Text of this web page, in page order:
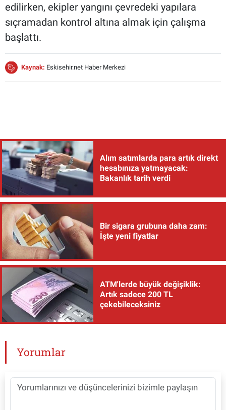
edilirken, ekipler yangını çevredeki yapılara
sıçramadan kontrol altına almak için çalışma
başlattı.
Kaynak: Eskisehir.net Haber Merkezi
Alım satımlarda para artık direkt
hesabınıza yatmayacak:
Bakanlık tarih verdi
Bir sigara grubuna daha zam:
İşte yeni fiyatlar
ATM'lerde büyük değişiklik:
Artık sadece 200 TL
çekebileceksiniz
Yorumlar